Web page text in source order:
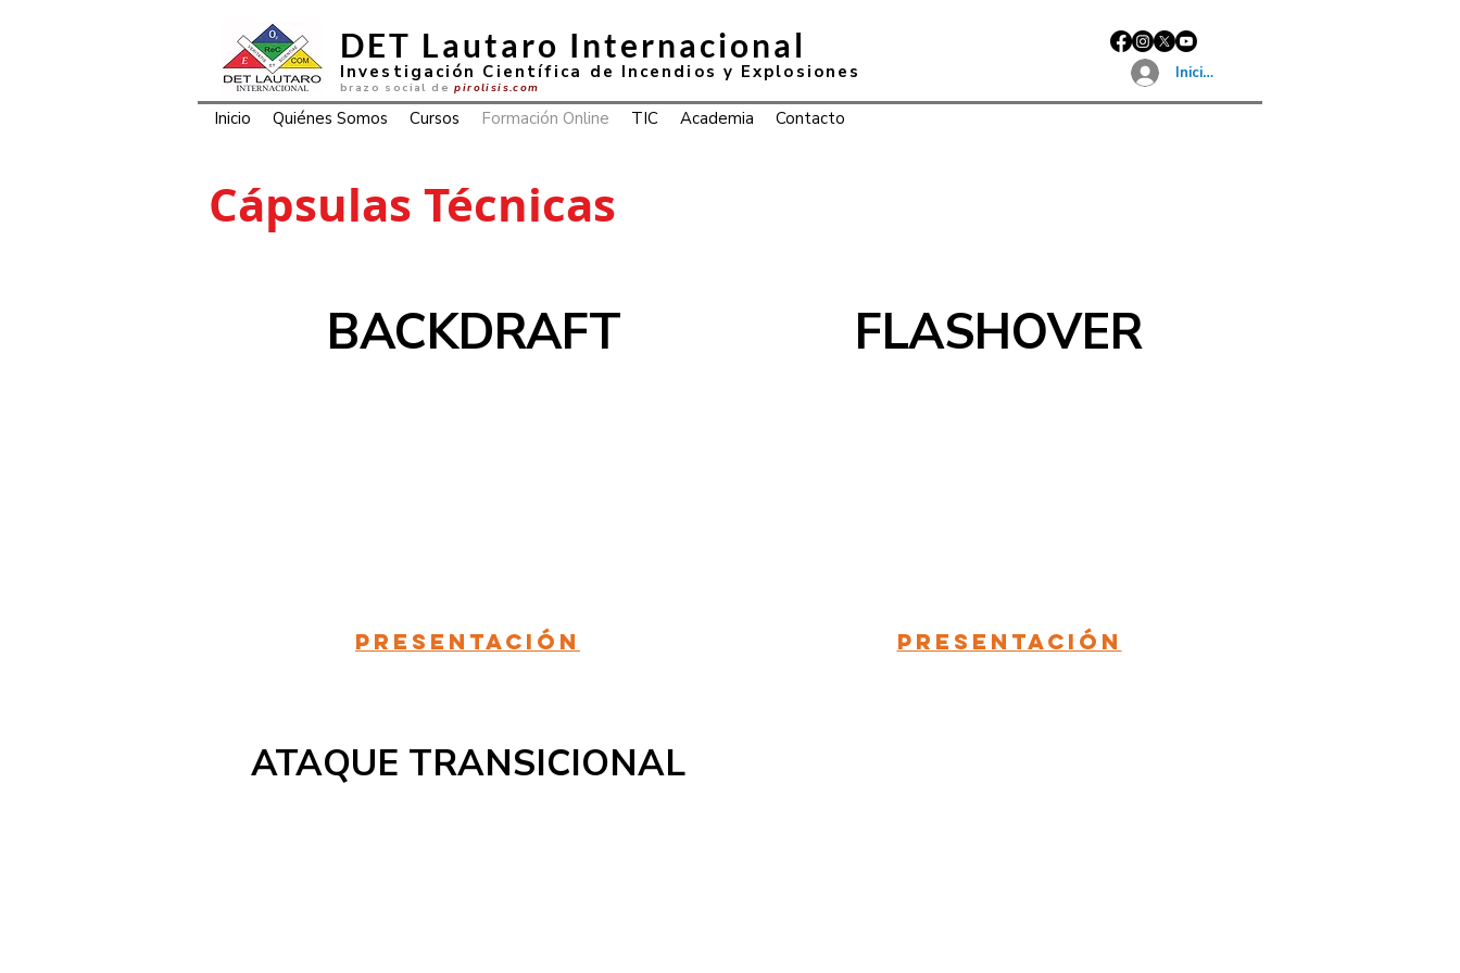
DET Lautaro Internacional
Investigación Científica de Incendios y Explosiones
brazo social depirolisis.com
Iniciar sesión
Inicio Quiénes Somos Cursos Formación Online TIC Academia Contacto
Cápsulas Técnicas
BACKDRAFT
Presentación
ATAQUE TRANSICIONAL
FLASHOVER
Presentación